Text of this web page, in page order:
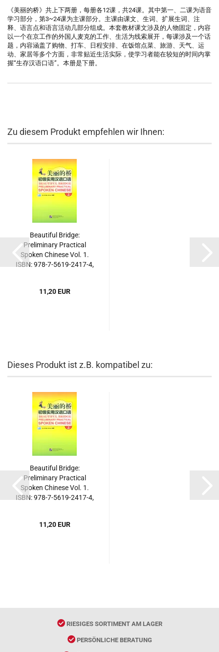
《美丽的桥》共上下两册，每册各12课，共24课。其中第一、二课为语音
学习部分，第3~24课为主课部分。主课由课文、生词、扩展生词、注
释、语言点和语言活动几部分组成。本套教材课文涉及的人物固定，内容
以一个在京工作的外国人麦克的工作、生活为线索展开，每课涉及一个话
题，内容涵盖了购物、打车、日程安排、在饭馆点菜、旅游、天气、运
动、家居等多个方面，非常贴近生活实际，使学习者能在较短的时间内掌
握“生存汉语口语”。本册是下册。
Zu diesem Produkt empfehlen wir Ihnen:
Beautiful Bridge:
Preliminary Practical
Spoken Chinese Vol. 1.
ISBN: 978-7-5619-2417-4,
11,20 EUR
Dieses Produkt ist z.B. kompatibel zu:
Beautiful Bridge:
Preliminary Practical
Spoken Chinese Vol. 1.
ISBN: 978-7-5619-2417-4,
11,20 EUR
RIESIGES SORTIMENT AM LAGER
PERSÖNLICHE BERATUNG